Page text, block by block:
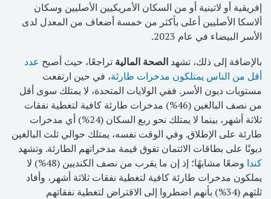
إفريقية أو لاتينية أو من السكان الأمريكيين الأصليين وسكان
ألاسكا الأصليين أعلى بأكثر من خمسة أضعاف من المعدل لدى
الأسر البيضاء في عام 2023.
بالإضافة إلى ذلك، تشهدالصحة الماليةتراجعًا، حيث أصبحعدد
أقل من الناس يمتلكون مدخرات طارئة ، في حين ارتفعت
مستويات ديون الأسر. ففي الولايات المتحدة، لا يمتلك سوى أقل
من نصف البالغين (46%) مدخرات طارئة كافية لتغطية نفقات
ثلاثة أشهر، بينما لا يمتلك نحو ربع السكان (24%) أي مدخرات
طارئة على الإطلاق. وفي الوقت نفسه، يمتلك حوالي ثلث البالغين
ديونًا على بطاقات الائتمان تفوق قيمة مدخراتهم الطارئة. وتشهد
كندا
وضعًا مشابهًا؛ إذ إن ما يقرب من نصف الكنديين (48%) لا
يملكون مدخرات طارئة كافية لتغطية نفقات ثلاثة أشهر، وأفاد
ثلثهم (34%) بأنهم اضطروا إلى الاقتراض لتغطية نفقاتهم